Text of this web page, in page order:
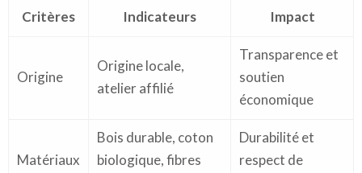
Critères Indicateurs Impact
Origine
Origine locale,
atelier affilié
Transparence et
soutien
économique
Matériaux
Bois durable, coton
biologique, fibres
Durabilité et
respect de